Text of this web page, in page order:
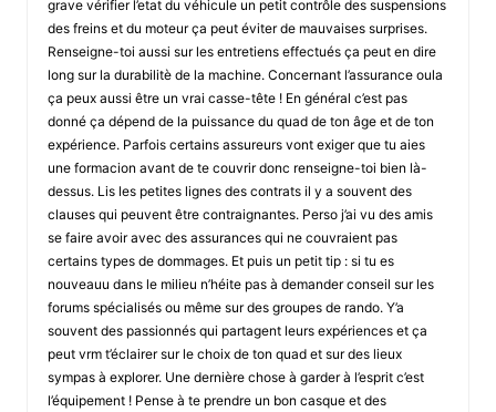
grave vérifier l’etat du véhicule un petit contrôle des suspensions
des freins et du moteur ça peut éviter de mauvaises surprises.
Renseigne-toi aussi sur les entretiens effectués ça peut en dire
long sur la durabilitè de la machine. Concernant l’assurance oula
ça peux aussi être un vrai casse-tête ! En général c’est pas
donné ça dépend de la puissance du quad de ton âge et de ton
expérience. Parfois certains assureurs vont exiger que tu aies
une formacion avant de te couvrir donc renseigne-toi bien là-
dessus. Lis les petites lignes des contrats il y a souvent des
clauses qui peuvent être contraignantes. Perso j’ai vu des amis
se faire avoir avec des assurances qui ne couvraient pas
certains types de dommages. Et puis un petit tip : si tu es
nouveauu dans le milieu n’héite pas à demander conseil sur les
forums spécialisés ou même sur des groupes de rando. Y’a
souvent des passionnés qui partagent leurs expériences et ça
peut vrm t’éclairer sur le choix de ton quad et sur des lieux
sympas à explorer. Une dernière chose à garder à l’esprit c’est
l’équipement ! Pense à te prendre un bon casque et des